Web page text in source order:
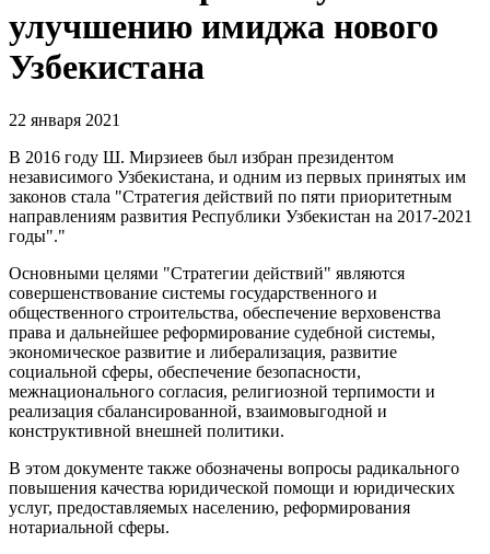
улучшению имиджа нового
Узбекистана
22 января 2021
В 2016 году Ш. Мирзиеев был избран президентом
независимого Узбекистана, и одним из первых принятых им
законов стала "Стратегия действий по пяти приоритетным
направлениям развития Республики Узбекистан на 2017-2021
годы"."
Основными целями "Стратегии действий" являются
совершенствование системы государственного и
общественного строительства, обеспечение верховенства
права и дальнейшее реформирование судебной системы,
экономическое развитие и либерализация, развитие
социальной сферы, обеспечение безопасности,
межнационального согласия, религиозной терпимости и
реализация сбалансированной, взаимовыгодной и
конструктивной внешней политики.
В этом документе также обозначены вопросы радикального
повышения качества юридической помощи и юридических
услуг, предоставляемых населению, реформирования
нотариальной сферы.